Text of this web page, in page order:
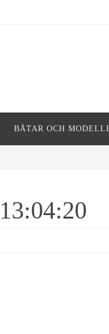
BÅTAR OCH